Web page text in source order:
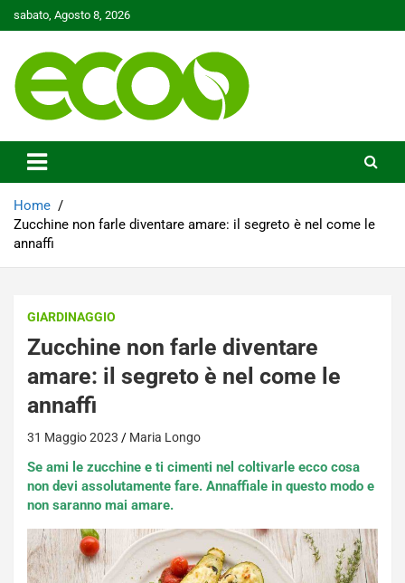
to
sabato, Agosto 8, 2026
Ecoo.it
Home
Zucchine non farle diventare amare: il segreto è nel come le
annaffi
GIARDINAGGIO
Zucchine non farle diventare
amare: il segreto è nel come le
annaffi
31 Maggio 2023 Maria Longo
Se ami le zucchine e ti cimenti nel coltivarle ecco cosa
non devi assolutamente fare. Annaffiale in questo modo e
non saranno mai amare.